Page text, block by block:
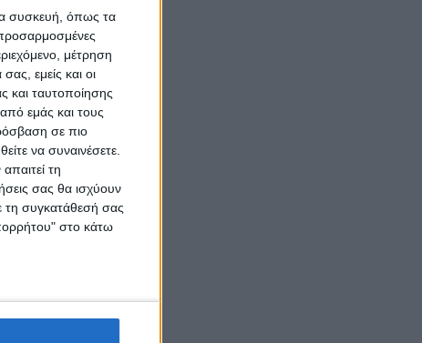
συσκευή, όπως τα
μέτρηση
εμείς και οι
και ταυτοποίησης
εμάς και τους
σε πιο
να συναινέσετε.
τη
σας θα ισχύουν
τη συγκατάθεσή σας
στο κάτω